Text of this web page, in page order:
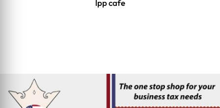
lpp cafe